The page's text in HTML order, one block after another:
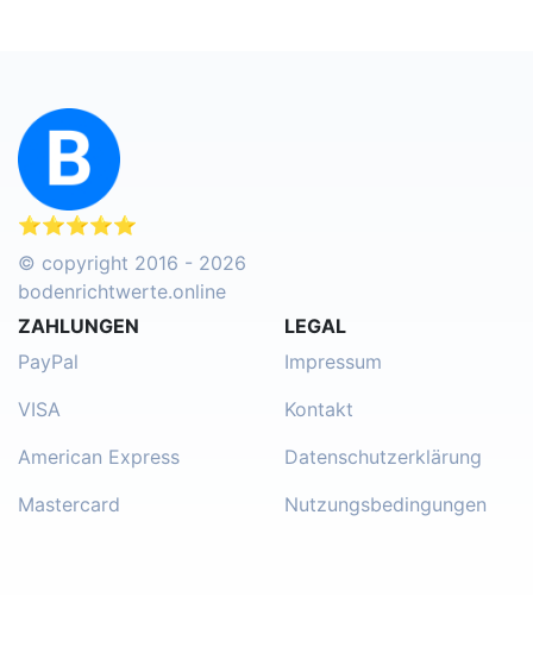
⭐⭐⭐⭐⭐
© copyright 2016 - 2026
bodenrichtwerte.online
ZAHLUNGEN
PayPal
VISA
American Express
Mastercard
LEGAL
Impressum
Kontakt
Datenschutzerklärung
Nutzungsbedingungen